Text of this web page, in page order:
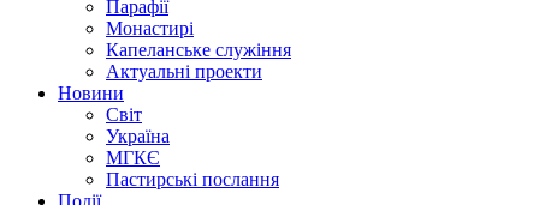
Парафії
Монастирі
Капеланське служіння
Актуальні проекти
Новини
Світ
Україна
МГКЄ
Пастирські послання
Події